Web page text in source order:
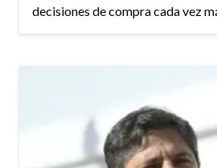
decisiones de compra cada vez